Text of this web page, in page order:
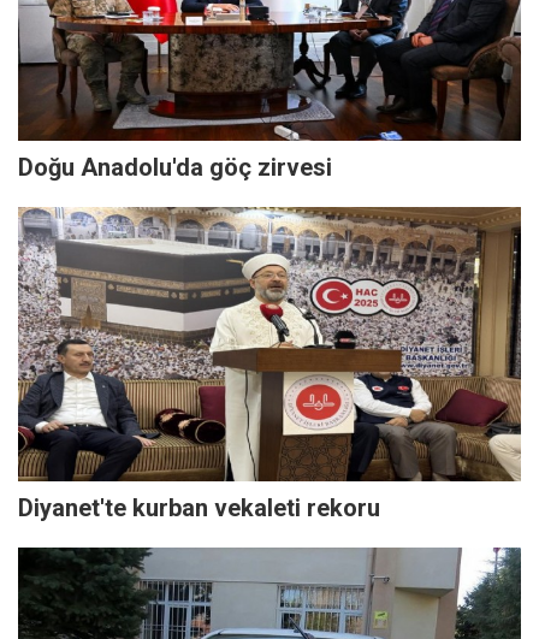
Doğu Anadolu'da göç zirvesi
Diyanet'te kurban vekaleti rekoru